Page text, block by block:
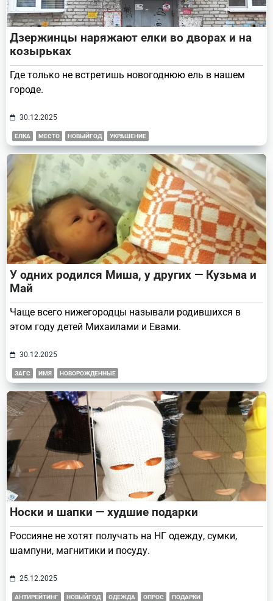
Дзержинцы наряжают елки во дворах и на
козырьках
Где только не встретишь новогоднюю ель в нашем
городе.
30.12.2025
ЕЛКА МЕСТО НОВЫЙГОД УКРАШЕНИЕ
У одних родился Миша, у других — Кузьма и
Май
Чаще всего нижегородцы называли родившихся в
этом году детей Михаилами и Евами.
30.12.2025
ЗАГС ИМЯ НОВОРОЖДЕННЫЕ
Носки и шапки — худшие подарки
Россияне не хотят получать на НГ одежду, сумки,
шампуни, магнитики и посуду.
25.12.2025
АНТИРЕЙТИНГ НОВЫЙГОД ОДЕЖДА ОПРОС ПОДАРКИ